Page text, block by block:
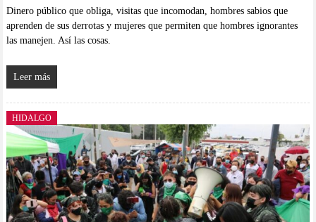
Dinero público que obliga, visitas que incomodan, hombres sabios que
aprenden de sus derrotas y mujeres que permiten que hombres ignorantes
las manejen. Así las cosas.
Leer más
HIDALGO